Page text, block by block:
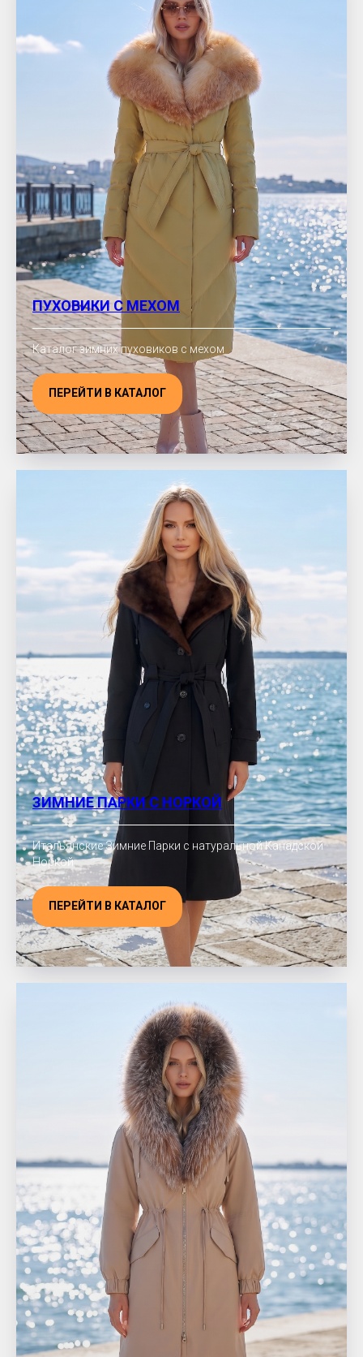
ПУХОВИКИ С МЕХОМ
Каталог зимних пуховиков с мехом
ПЕРЕЙТИ В КАТАЛОГ
ЗИМНИЕ ПАРКИ С НОРКОЙ
Итальянские Зимние Парки с натуральной Канадской
Норкой
ПЕРЕЙТИ В КАТАЛОГ